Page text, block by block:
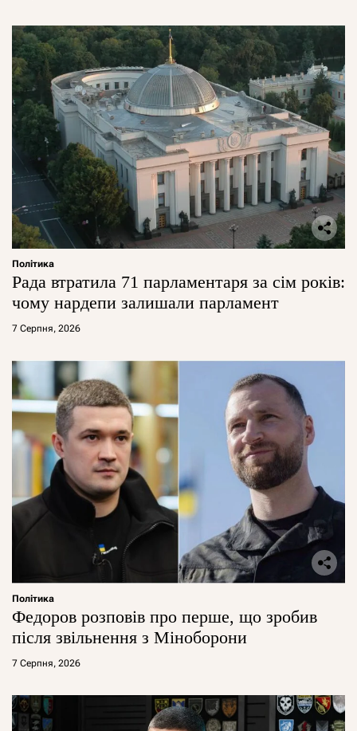
Політика
Рада втратила 71 парламентаря за сім років:
чому нардепи залишали парламент
7 Серпня, 2026
Політика
Федоров розповів про перше, що зробив
після звільнення з Міноборони
7 Серпня, 2026